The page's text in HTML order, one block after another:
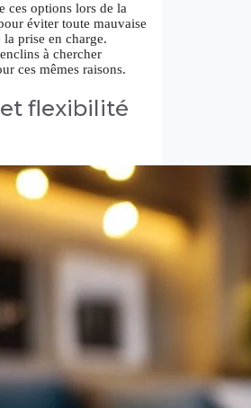
ces options lors de la
éviter toute mauvaise
prise en charge.
à chercher
ces mêmes raisons.
flexibilité